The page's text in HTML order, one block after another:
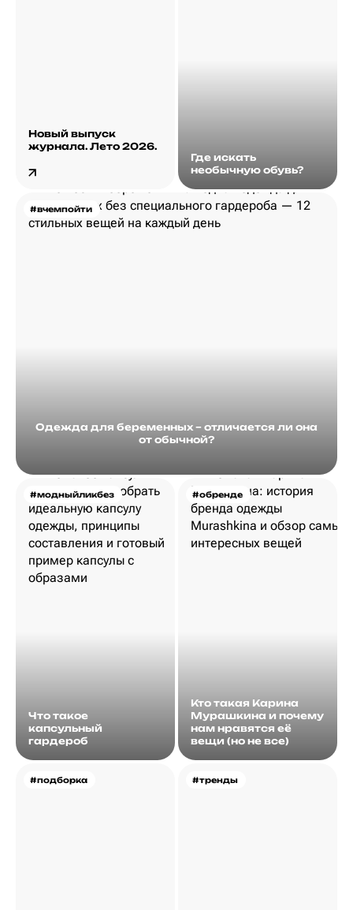
Новый выпуск
журнала. Лето 2026.
Где искать
необычную обувь?
#вчемпойти
Одежда для беременных – отличается ли она
от обычной?
#модныйликбез
Что такое
капсульный
гардероб
#обренде
Кто такая Карина
Мурашкина и почему
нам нравятся её
вещи (но не все)
#подборка #тренды